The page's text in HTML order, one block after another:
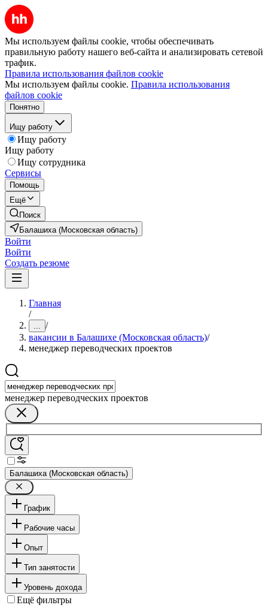
Мы используем файлы cookie, чтобы обеспечивать
правильную работу нашего веб-сайта и анализировать сетевой
трафик.
Правила использования файлов cookie
Мы используем файлы cookie. Правила использования
файлов cookie
Понятно
Ищу работу
Ищу работу
Ищу работу
Ищу сотрудника
Сервисы
Помощь
Ещё
Поиск
Балашиха (Московская область)
Войти
Войти
Создать резюме
Главная
/
... /
вакансии в Балашихе (Московская область)/
менеджер переводческих проектов
менеджер переводческих проектов
Балашиха (Московская область)
График
Рабочие часы
Опыт
Тип занятости
Уровень дохода
Ещё фильтры